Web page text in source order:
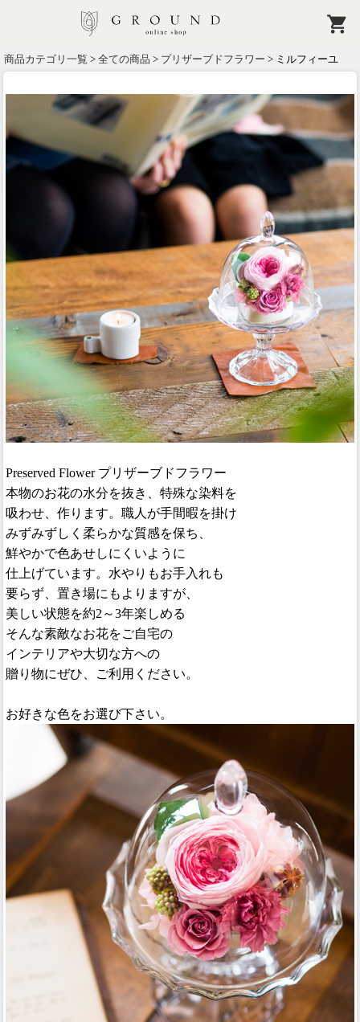
商品カテゴリ一覧 > 全ての商品 > プリザーブドフラワー > ミルフィーユ
Preserved Flower プリザーブドフラワー
本物のお花の水分を抜き、特殊な染料を
吸わせ、作ります。職人が手間暇を掛け
みずみずしく柔らかな質感を保ち、
鮮やかで色あせしにくいように
仕上げています。水やりもお手入れも
要らず、置き場にもよりますが、
美しい状態を約2～3年楽しめる
そんな素敵なお花をご自宅の
インテリアや大切な方への
贈り物にぜひ、ご利用ください。
お好きな色をお選び下さい。